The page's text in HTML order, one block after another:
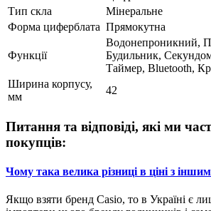
Тип скла
Мінеральне
Форма циферблата Прямокутна
Функції
Водонепроникний,
Будильник,
Таймер, Bluetooth,
Ширина корпусу,
мм
42
Питання та відповіді, які ми
покупців:
Чому така велика різниці в ціні з
Якщо взяти бренд Casio, то в Україні є